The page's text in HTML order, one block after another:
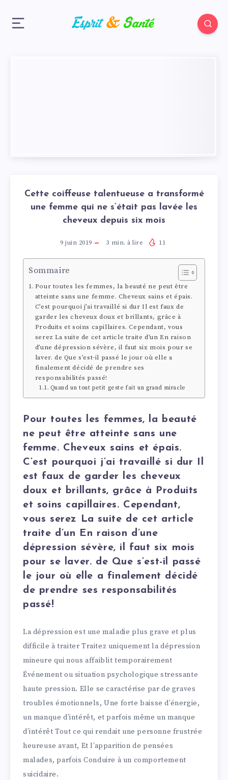
Cette coiffeuse talentueuse a transformé
une femme qui ne s’était pas lavée les
cheveux depuis six mois
9 juin 2019 3 min. à lire 11
Sommaire
Pour toutes les femmes, la beauté ne peut être
atteinte sans une femme. Cheveux sains et épais.
C’est pourquoi j’ai travaillé si dur Il est faux de
garder les cheveux doux et brillants, grâce à
Produits et soins capillaires. Cependant, vous
serez La suite de cet article traite d’un En raison
d’une dépression sévère, il faut six mois pour se
laver. de Que s’est-il passé le jour où elle a
finalement décidé de prendre ses
responsabilités passé!
Quand un tout petit geste fait un grand miracle
Pour toutes les femmes, la beauté
ne peut être atteinte sans une
femme. Cheveux sains et épais.
C’est pourquoi j’ai travaillé si dur Il
est faux de garder les cheveux
doux et brillants, grâce à Produits
et soins capillaires. Cependant,
vous serez La suite de cet article
traite d’un En raison d’une
dépression sévère, il faut six mois
pour se laver. de Que s’est-il passé
le jour où elle a finalement décidé
de prendre ses responsabilités
passé!
La dépression est une maladie plus grave et plus
difficile à traiter Traitez uniquement la dépression
mineure qui nous affaiblit temporairement
Événement ou situation psychologique stressante
haute pression. Elle se caractérise par de graves
troubles émotionnels, Une forte baisse d’énergie,
un manque d’intérêt, et parfois même un manque
d’intérêt Tout ce qui rendait une personne frustrée
heureuse avant, Et l’apparition de pensées
malades, parfois Conduire à un comportement
suicidaire.